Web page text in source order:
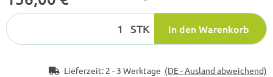
STK In den Warenkorb
Lieferzeit: 2 - 3 Werktage (DE - Ausland abweichend)